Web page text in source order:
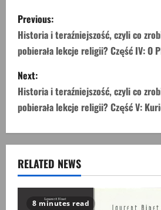
P
o
s
t
n
a
v
i
Previous:
Historia i teraźniejszość, czyli co
pobierała lekcje religii? Część IV: O
Next:
Historia i teraźniejszość, czyli co
pobierała lekcje religii? Część V:
RELATED NEWS
8 minutes read